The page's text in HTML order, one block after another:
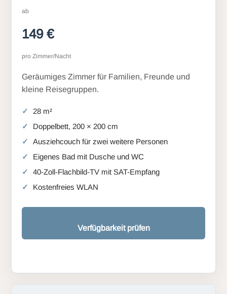
ab
149 €
pro Zimmer/Nacht
Geräumiges Zimmer für Familien, Freunde und
kleine Reisegruppen.
28 m²
Doppelbett, 200 × 200 cm
Ausziehcouch für zwei weitere Personen
Eigenes Bad mit Dusche und WC
40-Zoll-Flachbild-TV mit SAT-Empfang
Kostenfreies WLAN
Verfügbarkeit prüfen